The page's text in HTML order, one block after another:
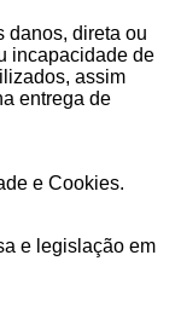
danos, direta ou
incapacidade de
assim
entrega de
e Cookies.
e legislação em